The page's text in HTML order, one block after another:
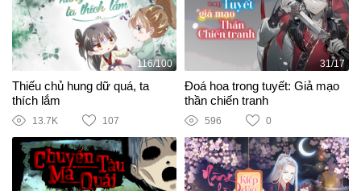
116/100
Thiếu chủ hung dữ quá, ta
thích lắm
13.7K 107
31/17
Đoá hoa trong tuyết: Giả mạo
thần chiến tranh
596 0